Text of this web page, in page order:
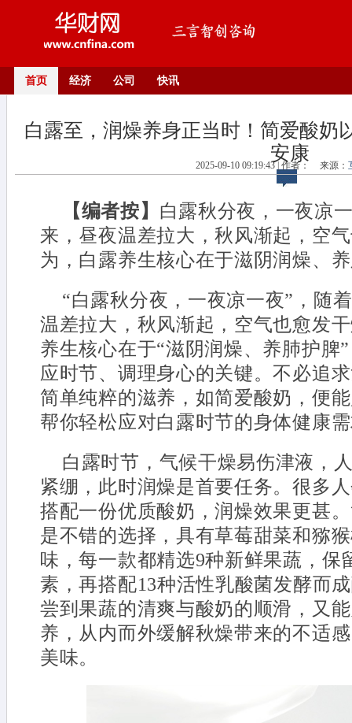
首页 经济 公司 快讯
白露至，润燥养身正当时！简爱酸奶
安康
2025-09-10 09:19:43 | 作者： 来源：
【编者按】 白露秋分夜，一夜凉
来，昼夜温差拉大，秋风渐起，空
为，白露养生核心在于滋阴润燥、
“白露秋分夜，一夜凉一夜”，随
温差拉大，秋风渐起，空气也愈发
养生核心在于“滋阴润燥、养肺护脾
应时节、调理身心的关键。不必追
简单纯粹的滋养，如简爱酸奶，便
帮你轻松应对白露时节的身体健康
白露时节，气候干燥易伤津液，
紧绷，此时润燥是首要任务。很多
搭配一份优质酸奶，润燥效果更甚
是不错的选择，具有草莓甜菜和猕
味，每一款都精选9种新鲜果蔬，保
素，再搭配13种活性乳酸菌发酵而
尝到果蔬的清爽与酸奶的顺滑，又
养，从内而外缓解秋燥带来的不适
美味。